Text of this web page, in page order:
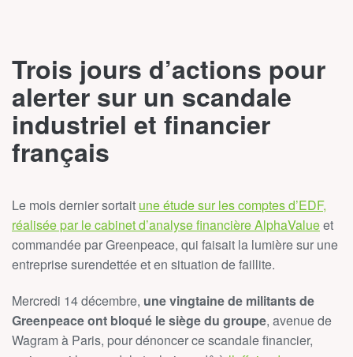
Trois jours d’actions pour
alerter sur un scandale
industriel et financier
français
Le mois dernier sortait une étude sur les comptes d’EDF,
réalisée par le cabinet d’analyse financière AlphaValueet
commandée par Greenpeace, qui faisait la lumière sur une
entreprise surendettée et en situation de faillite.
Mercredi 14 décembre, une vingtaine de militants de
Greenpeace ont bloqué le siège du groupe, avenue de
Wagram à Paris, pour dénoncer ce scandale financier,